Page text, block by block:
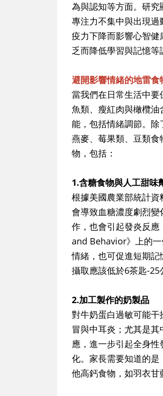
為與認知等方面。研究
專注力不集中與出現
疫力下降而影響心智
乏而降低學習與記憶等
避開影響情緒的地雷食
當我們在日常生活中要
魚類、瘦紅肉與橄欖
能，包括情緒調節。除
燕麥、莓果類、豆類
物，包括：
1.含糖食物與人工甜味
根據美國農業部統計
會導致血糖濃度劇烈
作，也會引起發炎反
and Behavior》上的
情緒，也可促進短期
攝取應該低於6茶匙-25
2.加工製作的奶製品
對牛奶蛋白過敏可能
冒與中耳炎；尤其是
應，進一步引起全身
化。家長需要知道的
他高鈣食物，如羽衣甘